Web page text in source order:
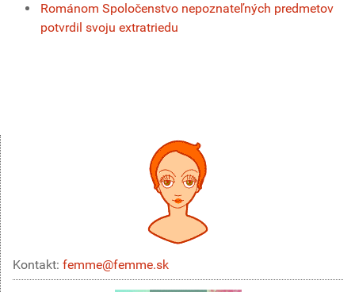
Románom Spoločenstvo nepoznateľných predmetov
potvrdil svoju extratriedu
Kontakt: femme@femme.sk